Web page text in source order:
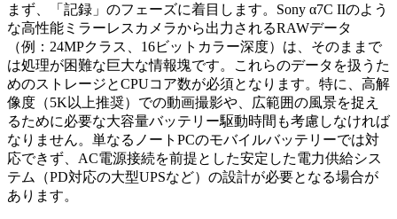
まず、「記録」のフェーズに着目します。Sony α7C IIのよう
な高性能ミラーレスカメラから出力されるRAWデータ
（例：24MPクラス、16ビットカラー深度）は、そのままで
は処理が困難な巨大な情報塊です。これらのデータを扱うた
めのストレージとCPUコア数が必須となります。特に、高解
像度（5K以上推奨）での動画撮影や、広範囲の風景を捉え
るために必要な大容量バッテリー駆動時間も考慮しなければ
なりません。単なるノートPCのモバイルバッテリーでは対
応できず、AC電源接続を前提とした安定した電力供給シス
テム（PD対応の大型UPSなど）の設計が必要となる場合が
あります。